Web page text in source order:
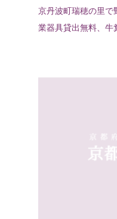
京丹波町瑞穂の里で
業器具貸出無料、牛